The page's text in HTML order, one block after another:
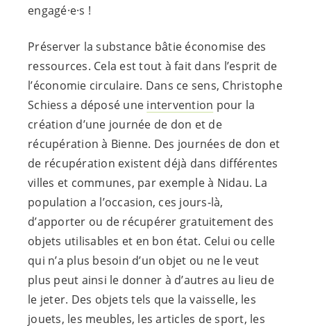
engagé·e·s !
Préserver la substance bâtie économise des
ressources. Cela est tout à fait dans l’esprit de
l’économie circulaire. Dans ce sens, Christophe
Schiess a déposé une intervention pour la
création d’une journée de don et de
récupération à Bienne. Des journées de don et
de récupération existent déjà dans différentes
villes et communes, par exemple à Nidau. La
population a l’occasion, ces jours-là,
d’apporter ou de récupérer gratuitement des
objets utilisables et en bon état. Celui ou celle
qui n’a plus besoin d’un objet ou ne le veut
plus peut ainsi le donner à d’autres au lieu de
le jeter. Des objets tels que la vaisselle, les
jouets, les meubles, les articles de sport, les